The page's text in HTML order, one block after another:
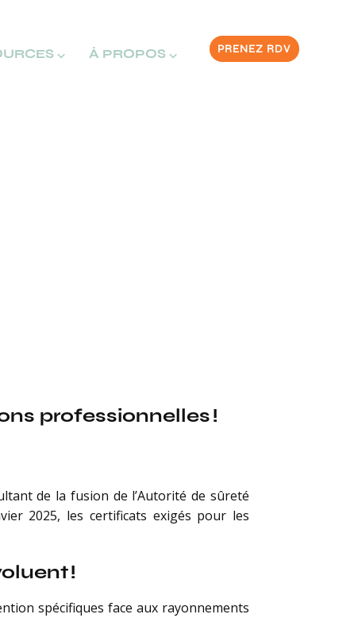
PRENEZ RDV
⌵ À PROPOS ⌵
professionnelles !
de la fusion de l’Autorité de sûreté
2025, les certificats exigés pour les
!
spécifiques face aux rayonnements